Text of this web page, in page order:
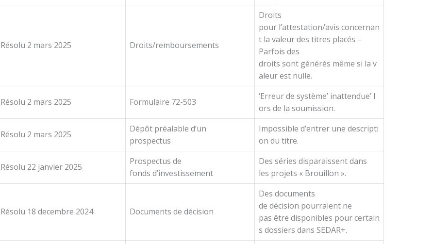
Résolu 2 mars 2025 Droits/remboursements
Droits
pour l’attestation/avis concernan
t la valeur des titres placés –
Parfois des
droits sont générés même si la v
aleur est nulle.
Résolu 2 mars 2025 Formulaire 72-503
‘Erreur de système’ inattendue’ l
ors de la soumission.
Résolu 2 mars 2025
Dépôt préalable d’un
prospectus
Impossible d’entrer une descripti
on du titre.
Résolu 22 janvier 2025
Prospectus de
fonds d’investissement
Des séries disparaissent dans
les projets « Brouillon ».
Résolu 18 decembre 2024 Documents de décision
Des documents
de décision pourraient ne
pas être disponibles pour certain
s dossiers dans SEDAR+.